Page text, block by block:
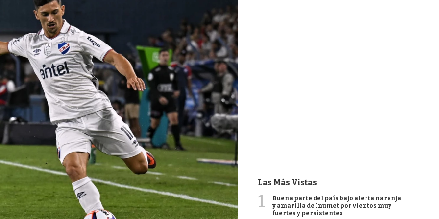
Las Más Vistas
1
Buena parte del país bajo alerta naranja
y amarilla de Inumet por vientos muy
fuertes y persistentes